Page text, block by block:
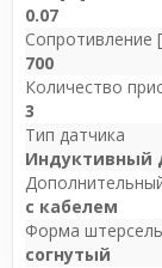
0.07
Сопротивление
700
Количество
3
Тип датчика
Индуктивный
с кабелем
Форма
согнутый